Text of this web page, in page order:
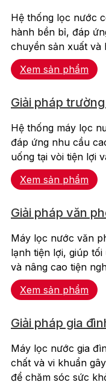
Hệ thống lọc nước
hành bền bỉ, đáp
chuyền sản xuất và
Xem sản phẩm
Giải pháp
Hệ thống máy lọc
đáp ứng nhu cầu
uống tại vòi tiện lợi
Xem sản phẩm
Giải pháp văn
Máy lọc nước văn
lạnh tiện lợi, giúp
và nâng cao tiện
Xem sản phẩm
Giải pháp gia
Máy lọc nước gia
chất và vi khuẩn
để chăm sóc sức